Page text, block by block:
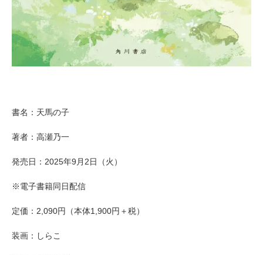
書名：天馬の子
著者：高瀬乃一
発売日：2025年9月2日（火）
※電子書籍同日配信
定価：2,090円（本体1,900円＋税）
装画：しらこ